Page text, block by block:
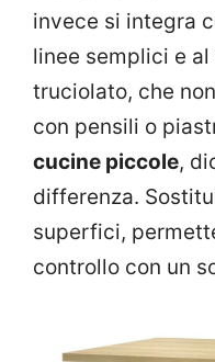
invece si integra
linee semplici e
truciolato, che
con pensili o
cucine piccole,
differenza.
superfici,
controllo con un